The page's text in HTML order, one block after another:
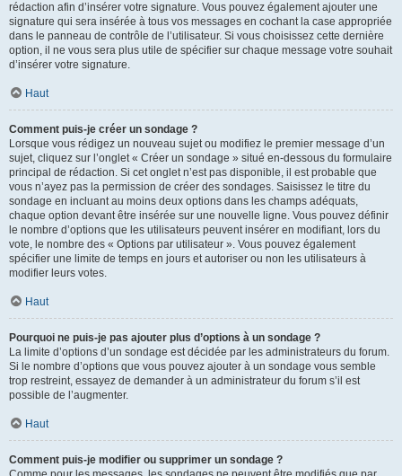
rédaction afin d’insérer votre signature. Vous pouvez également ajouter une
signature qui sera insérée à tous vos messages en cochant la case appropriée
dans le panneau de contrôle de l’utilisateur. Si vous choisissez cette dernière
option, il ne vous sera plus utile de spécifier sur chaque message votre souhait
d’insérer votre signature.
Haut
Comment puis-je créer un sondage ?
Lorsque vous rédigez un nouveau sujet ou modifiez le premier message d’un
sujet, cliquez sur l’onglet « Créer un sondage » situé en-dessous du formulaire
principal de rédaction. Si cet onglet n’est pas disponible, il est probable que
vous n’ayez pas la permission de créer des sondages. Saisissez le titre du
sondage en incluant au moins deux options dans les champs adéquats,
chaque option devant être insérée sur une nouvelle ligne. Vous pouvez définir
le nombre d’options que les utilisateurs peuvent insérer en modifiant, lors du
vote, le nombre des « Options par utilisateur ». Vous pouvez également
spécifier une limite de temps en jours et autoriser ou non les utilisateurs à
modifier leurs votes.
Haut
Pourquoi ne puis-je pas ajouter plus d’options à un sondage ?
La limite d’options d’un sondage est décidée par les administrateurs du forum.
Si le nombre d’options que vous pouvez ajouter à un sondage vous semble
trop restreint, essayez de demander à un administrateur du forum s’il est
possible de l’augmenter.
Haut
Comment puis-je modifier ou supprimer un sondage ?